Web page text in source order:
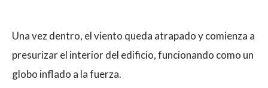
Una vez dentro, el viento queda atrapado y comienza a
presurizar el interior del edificio, funcionando como un
globo inflado a la fuerza.